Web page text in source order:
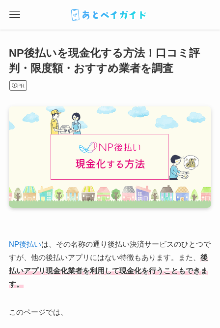
NP後払いを現金化する方法！口コミ評
判・限度額・おすすめ業者を調査
PR
NP後払いは、その名称の通り後払い決済サービスのひとつで
すが、他の後払いアプリにはない特徴もあります。また、 後
払いアプリ現金化業者を利用して現金化を行うこともできま
す。
このページでは、